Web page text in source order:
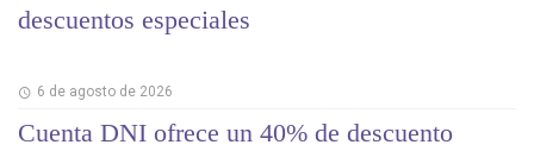
descuentos especiales
6 de agosto de 2026
Cuenta DNI ofrece un 40% de descuento